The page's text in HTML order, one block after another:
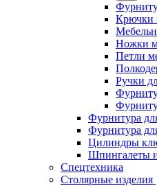
Крючки
Ножки
Петли
Ручки
Фурнитура
Фурнитура
Цилиндры
Шпингалеты
Спецтехника
Столярные изделия